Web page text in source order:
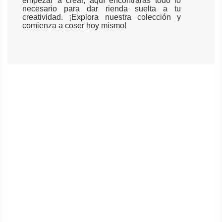
necesario para dar rienda suelta a tu
creatividad. ¡Explora nuestra colección y
comienza a coser hoy mismo!